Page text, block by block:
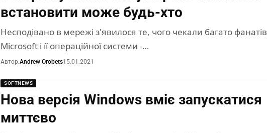
встановити може будь-хто
Несподівано в мережі з'явилося те, чого чекали багато фанатів
Microsoft і її операційної системи -…
Автор:Andrew Orobets15.01.2021
SOFTNEWS
Нова версія Windows вміє запускатися
миттєво